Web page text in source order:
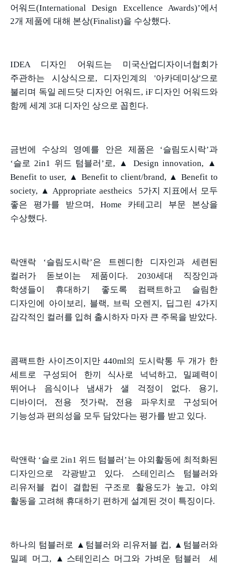
어워드(International Design Excellence Awards)’에서
2개 제품에 대해 본상(Finalist)을 수상했다.
IDEA 디자인 어워드는 미국산업디자이너협회가
주관하는 시상식으로, 디자인계의 '아카데미상'으로
불리며 독일 레드닷 디자인 어워드, iF 디자인 어워드와
함께 세계 3대 디자인 상으로 꼽힌다.
금번에 수상의 영예를 안은 제품은 ‘슬림도시락’과
‘슬로 2in1 위드 텀블러 ’로, ▲ Design innovation, ▲
Benefit to user, ▲ Benefit to client/brand, ▲ Benefit to
society, ▲ Appropriate aestheics 5가지 지표에서 모두
좋은 평가를 받으며 , Home 카테고리 부문 본상을
수상했다.
락앤락 ‘슬림도시락’은 트렌디한 디자인과 세련된
컬러가 돋보이는 제품이다. 2030세대 직장인과
학생들이 휴대하기 좋도록 컴팩트하고 슬림한
디자인에 아이보리 , 블랙, 브릭 오렌지 , 딥그린 4가지
감각적인 컬러를 입혀 출시하자 마자 큰 주목을 받았다.
콤팩트한 사이즈이지만440ml의 도시락통 두 개가 한
세트로 구성되어 한끼 식사로 넉넉하고, 밀폐력이
뛰어나 음식이나 냄새가 샐 걱정이 없다. 용기 ,
디바이더 , 전용 젓가락, 전용 파우치로 구성되어
기능성과 편의성을 모두 담았다는 평가를 받고 있다.
락앤락 ‘슬로 2in1 위드 텀블러 ’는 야외활동에 최적화된
디자인으로 각광받고 있다. 스테인리스 텀블러와
리유저블 컵이 결합된 구조로 활용도가 높고, 야외
활동을 고려해 휴대하기 편하게 설계된 것이 특징이다.
하나의 텀블러로 ▲ 텀블러와 리유저블 컵, ▲ 텀블러와
밀폐 머그, ▲ 스테인리스 머그와 가벼운 텀블러
세